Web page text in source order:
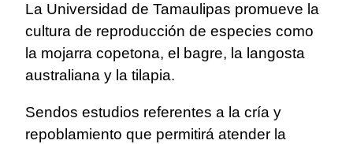
La Universidad de Tamaulipas promueve la
cultura de reproducción de especies como
la mojarra copetona, el bagre, la langosta
australiana y la tilapia.
Sendos estudios referentes a la cría y
repoblamiento que permitirá atender la